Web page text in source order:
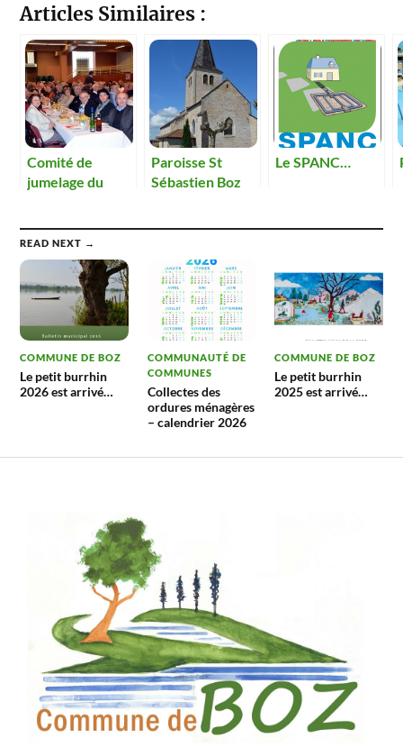
Articles Similaires :
Comité de
jumelage du
Paroisse St
Sébastien Boz
Le SPANC…
READ NEXT →
COMMUNE DE BOZ
Le petit burrhin
2026 est arrivé…
COMMUNAUTÉ DE
COMMUNES
Collectes des
ordures ménagères
– calendrier 2026
COMMUNE DE BOZ
Le petit burrhin
2025 est arrivé…